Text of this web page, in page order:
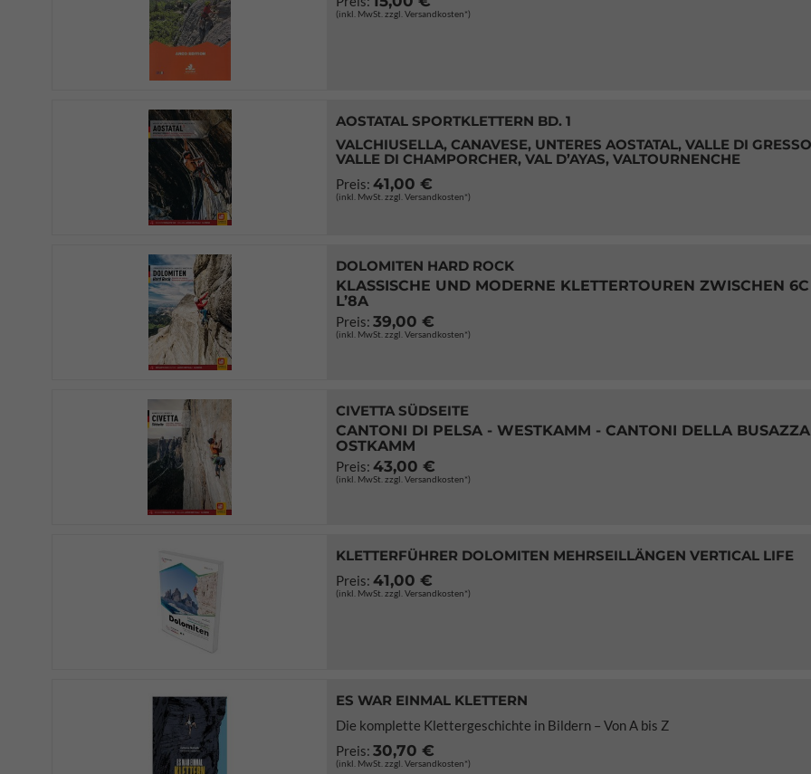
(inkl. MwSt. zzgl. Versandkosten*)
AOSTATAL SPORTKLETTERN BD. 1
VALCHIUSELLA, CANAVESE, UNTERES AOSTATAL, VALLE DI
VALLE DI CHAMPORCHER, VAL D’AYAS, VALTOURNENCHE
Preis: 41,00 €
(inkl. MwSt. zzgl. Versandkosten*)
DOLOMITEN HARD ROCK
KLASSISCHE UND MODERNE KLETTERTOUREN ZWISCHEN
L’8A
Preis: 39,00 €
(inkl. MwSt. zzgl. Versandkosten*)
CIVETTA SÜDSEITE
CANTONI DI PELSA - WESTKAMM - CANTONI DELLA
OSTKAMM
Preis: 43,00 €
(inkl. MwSt. zzgl. Versandkosten*)
KLETTERFÜHRER DOLOMITEN MEHRSEILLÄNGEN VERTICAL LIFE
Preis: 41,00 €
(inkl. MwSt. zzgl. Versandkosten*)
ES WAR EINMAL KLETTERN
Die komplette Klettergeschichte in Bildern – Von A bis Z
Preis: 30,70 €
(inkl. MwSt. zzgl. Versandkosten*)